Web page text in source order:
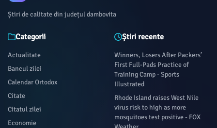
Știri de calitate din județul dambovita
Categorii
Actualitate
Bancul zilei
Calendar Ortodox
Citate
Citatul zilei
Economie
Știri recente
Winners, Losers After Packers’
First Full-Pads Practice of
Training Camp - Sports
Illustrated
Rhode Island raises West Nile
virus risk to high as more
mosquitoes test positive - FOX